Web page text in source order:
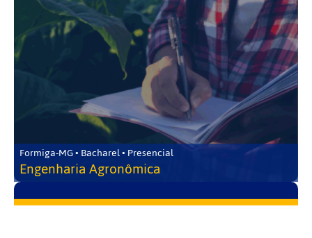
Formiga-MG • Bacharel • Presencial
Engenharia Agronômica